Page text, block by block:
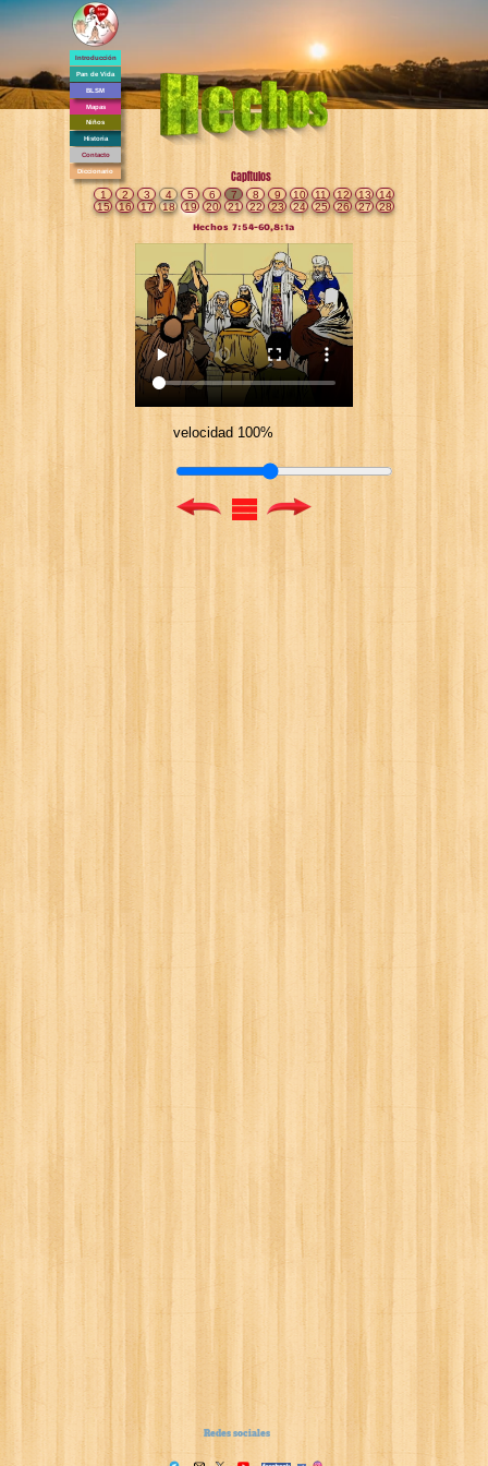
Introducción
Pan de Vida
BLSM
Mapas
Niños
Historia
Contacto
Diccionario Capítulos
1 2 3 4 5 6 7 8 9 10 11 12 13
14
15
16 17 18 19 20 21 22 23 24 25 26 27
28
Hechos 7:54-60,8:1a
velocidad 100%
Redes sociales